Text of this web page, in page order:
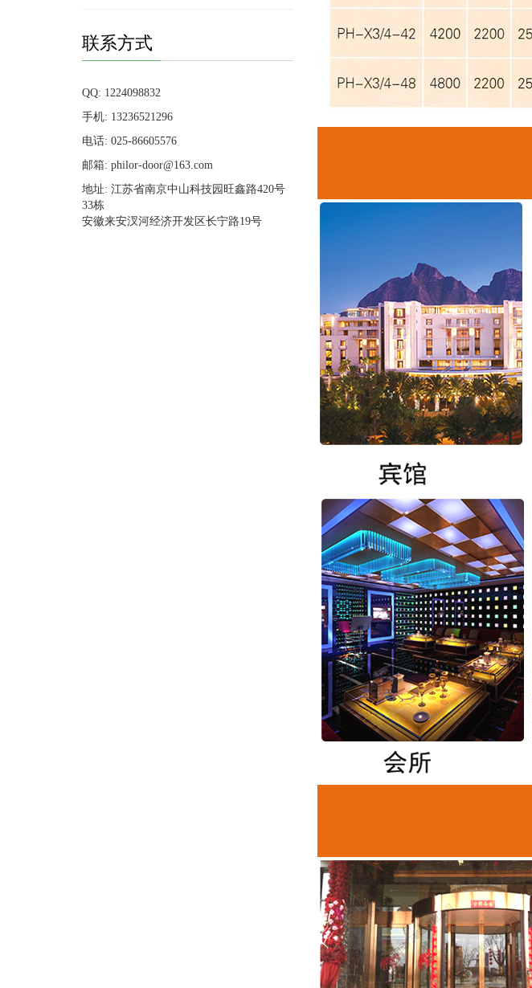
联系方式
QQ: 1224098832
手机: 13236521296
电话: 025-86605576
邮箱: philor-door@163.com
地址: 江苏省南京中山科技园旺鑫路420号
33栋
安徽来安汊河经济开发区长宁路19号